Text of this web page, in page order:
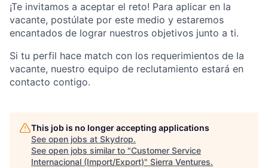
¡Te invitamos a aceptar el reto! Para aplicar en la
vacante, postúlate por este medio y estaremos
encantados de lograr nuestros objetivos junto a ti.
Si tu perfil hace match con los requerimientos de la
vacante, nuestro equipo de reclutamiento estará en
contacto contigo.
This job is no longer accepting applications
See open jobs at Skydrop.
See open jobs similar to "Customer Service
Internacional (Import/Export)" Sierra Ventures.